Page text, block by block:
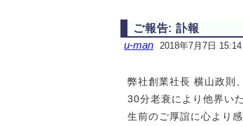
ご報告: 訃報
u-man 2018年7月7日 15:14
弊社創業社長 横山政則
30分老衰により他界い
生前のご厚誼に心より